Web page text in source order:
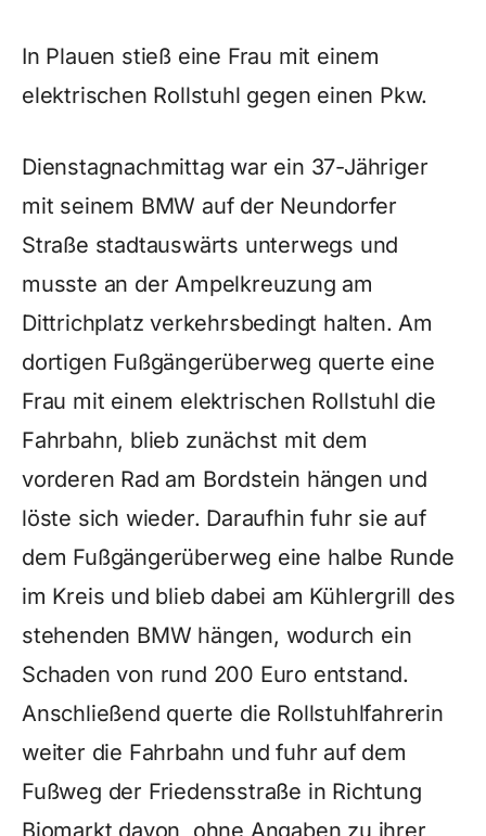
In Plauen stieß eine Frau mit einem
elektrischen Rollstuhl gegen einen Pkw.
Dienstagnachmittag war ein 37-Jähriger
mit seinem BMW auf der Neundorfer
Straße stadtauswärts unterwegs und
musste an der Ampelkreuzung am
Dittrichplatz verkehrsbedingt halten. Am
dortigen Fußgängerüberweg querte eine
Frau mit einem elektrischen Rollstuhl die
Fahrbahn, blieb zunächst mit dem
vorderen Rad am Bordstein hängen und
löste sich wieder. Daraufhin fuhr sie auf
dem Fußgängerüberweg eine halbe Runde
im Kreis und blieb dabei am Kühlergrill des
stehenden BMW hängen, wodurch ein
Schaden von rund 200 Euro entstand.
Anschließend querte die Rollstuhlfahrerin
weiter die Fahrbahn und fuhr auf dem
Fußweg der Friedensstraße in Richtung
Biomarkt davon, ohne Angaben zu ihrer